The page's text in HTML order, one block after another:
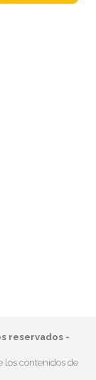
reservados -
los contenidos de